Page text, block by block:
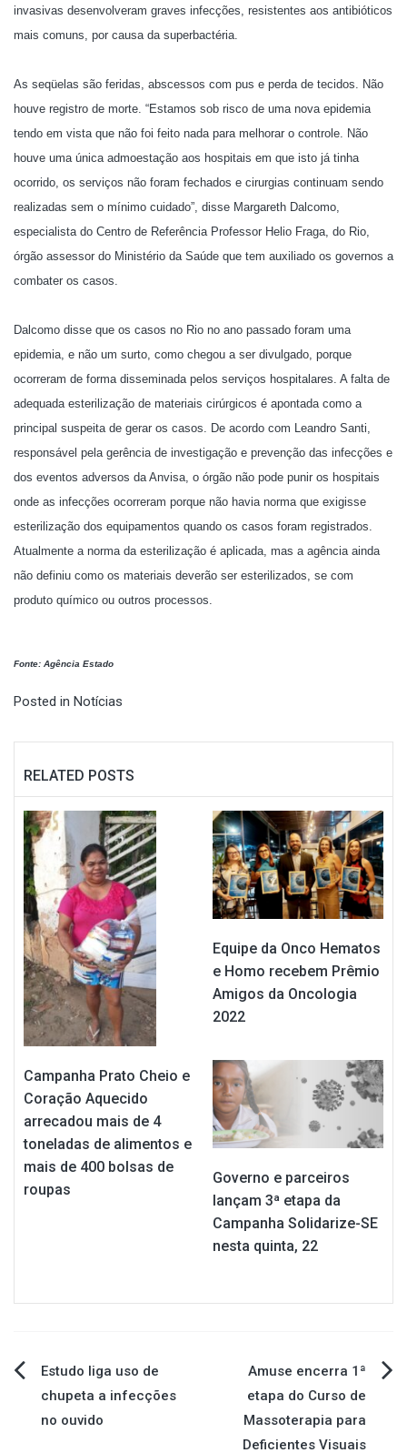
invasivas desenvolveram graves infecções, resistentes aos antibióticos
mais comuns, por causa da superbactéria.
As seqüelas são feridas, abscessos com pus e perda de tecidos. Não
houve registro de morte. “Estamos sob risco de uma nova epidemia
tendo em vista que não foi feito nada para melhorar o controle. Não
houve uma única admoestação aos hospitais em que isto já tinha
ocorrido, os serviços não foram fechados e cirurgias continuam sendo
realizadas sem o mínimo cuidado”, disse Margareth Dalcomo,
especialista do Centro de Referência Professor Helio Fraga, do Rio,
órgão assessor do Ministério da Saúde que tem auxiliado os governos a
combater os casos.
Dalcomo disse que os casos no Rio no ano passado foram uma
epidemia, e não um surto, como chegou a ser divulgado, porque
ocorreram de forma disseminada pelos serviços hospitalares. A falta de
adequada esterilização de materiais cirúrgicos é apontada como a
principal suspeita de gerar os casos. De acordo com Leandro Santi,
responsável pela gerência de investigação e prevenção das infecções e
dos eventos adversos da Anvisa, o órgão não pode punir os hospitais
onde as infecções ocorreram porque não havia norma que exigisse
esterilização dos equipamentos quando os casos foram registrados.
Atualmente a norma da esterilização é aplicada, mas a agência ainda
não definiu como os materiais deverão ser esterilizados, se com
produto químico ou outros processos.
Fonte: Agência Estado
Posted in Notícias
RELATED POSTS
Campanha Prato Cheio e
Coração Aquecido
arrecadou mais de 4
toneladas de alimentos e
mais de 400 bolsas de
roupas
Equipe da Onco Hematos
e Homo recebem Prêmio
Amigos da Oncologia
2022
Governo e parceiros
lançam 3ª etapa da
Campanha Solidarize-SE
nesta quinta, 22
Navegação
de
Estudo liga uso de
chupeta a infecções
no ouvido
Amuse encerra 1ª
etapa do Curso de
Massoterapia para
Deficientes Visuais